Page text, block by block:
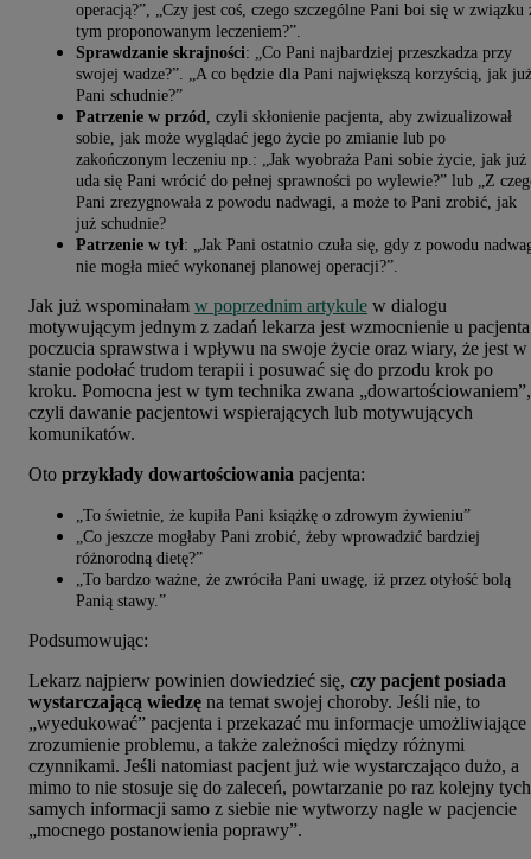
operacją?”, „Czy jest coś, czego szczególne Pani boi się w związku
tym proponowanym leczeniem?”.
Sprawdzanie skrajności: „Co Pani najbardziej przeszkadza przy
swojej wadze?”. „A co będzie dla Pani największą korzyścią, jak już
Pani schudnie?”
Patrzenie w przód, czyli skłonienie pacjenta, aby zwizualizował
sobie, jak może wyglądać jego życie po zmianie lub po
zakończonym leczeniu np.: „Jak wyobraża Pani sobie życie, jak już
uda się Pani wrócić do pełnej sprawności po wylewie?” lub „Z
Pani zrezygnowała z powodu nadwagi, a może to Pani zrobić, jak
już schudnie?
Patrzenie w tył: „Jak Pani ostatnio czuła się, gdy z powodu
nie mogła mieć wykonanej planowej operacji?”.
Jak już wspominałam w poprzednim artykule w dialogu
motywującym jednym z zadań lekarza jest wzmocnienie u pacjenta
poczucia sprawstwa i wpływu na swoje życie oraz wiary, że jest w
stanie podołać trudom terapii i posuwać się do przodu krok po
kroku. Pomocna jest w tym technika zwana „dowartościowaniem”,
czyli dawanie pacjentowi wspierających lub motywujących
komunikatów.
Oto przykłady dowartościowania pacjenta:
„To świetnie, że kupiła Pani książkę o zdrowym żywieniu”
„Co jeszcze mogłaby Pani zrobić, żeby wprowadzić bardziej
różnorodną dietę?”
„To bardzo ważne, że zwróciła Pani uwagę, iż przez otyłość bolą
Panią stawy.”
Podsumowując:
Lekarz najpierw powinien dowiedzieć się, czy pacjent posiada
wystarczającą wiedzę na temat swojej choroby. Jeśli nie, to
„wyedukować” pacjenta i przekazać mu informacje umożliwiające
zrozumienie problemu, a także zależności między różnymi
czynnikami. Jeśli natomiast pacjent już wie wystarczająco dużo, a
mimo to nie stosuje się do zaleceń, powtarzanie po raz kolejny tych
samych informacji samo z siebie nie wytworzy nagle w pacjencie
„mocnego postanowienia poprawy”.